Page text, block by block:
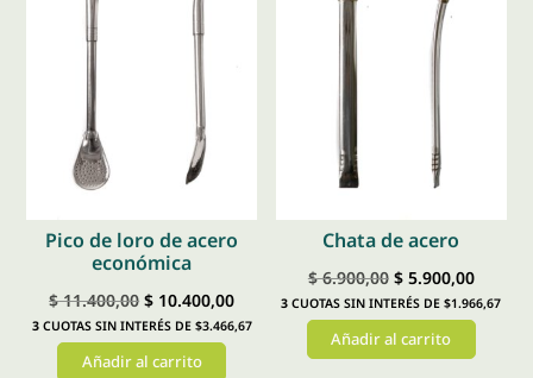
Pico de loro de acero
económica
$11.400,00 El
precio
original
$ 10.400,00El
precio
3CUOTAS SIN INTERÉS DE $3.466,67
Añadir al carrito
Chata de acero
$6.900,00 El
precio
original
$5.900,00El
precio
3 CUOTAS SIN INTERÉS DE $1.966,67
Añadir al carrito